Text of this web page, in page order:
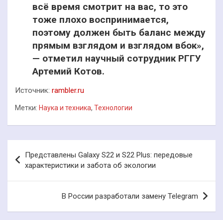
всё время смотрит на вас, то это
тоже плохо воспринимается,
поэтому должен быть баланс между
прямым взглядом и взглядом вбок»,
— отметил научный сотрудник РГГУ
Артемий Котов.
Источник: rambler.ru
Метки: Наука и техника, Технологии
по
записям
Представлены Galaxy S22 и S22 Plus: передовые
характеристики и забота об экологии
В России разработали замену Telegram